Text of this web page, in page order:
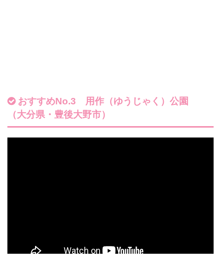
おすすめNo.3 用作（ゆうじゃく）公園
（大分県・豊後大野市）